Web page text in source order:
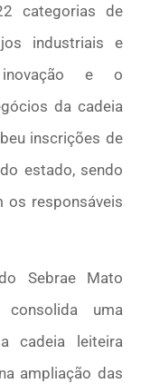
categorias de
industriais e
e o
da cadeia
inscrições de
estado, sendo
os responsáveis
Sebrae Mato
uma
cadeia leiteira
ampliação das